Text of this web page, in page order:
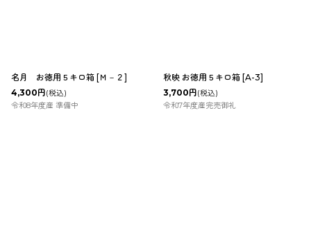
名月 お徳用５キロ箱 [Ｍ－２ ]
4,300円(税込)
令和8年度産 準備中
秋映 お徳用５キロ箱 [A-3]
3,700円(税込)
令和7年度産完売御礼